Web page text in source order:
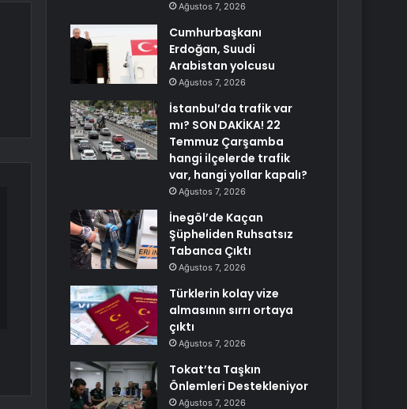
Ağustos 7, 2026
Cumhurbaşkanı
Erdoğan, Suudi
Arabistan yolcusu
Ağustos 7, 2026
İstanbul’da trafik var
mı? SON DAKİKA! 22
Temmuz Çarşamba
hangi ilçelerde trafik
var, hangi yollar kapalı?
Ağustos 7, 2026
İnegöl’de Kaçan
Şüpheliden Ruhsatsız
Tabanca Çıktı
Ağustos 7, 2026
Türklerin kolay vize
almasının sırrı ortaya
çıktı
Ağustos 7, 2026
Tokat’ta Taşkın
Önlemleri Destekleniyor
Ağustos 7, 2026